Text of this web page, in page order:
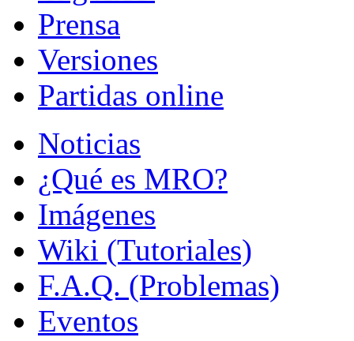
Prensa
Versiones
Partidas online
Noticias
¿Qué es MRO?
Imágenes
Wiki (Tutoriales)
F.A.Q. (Problemas)
Eventos